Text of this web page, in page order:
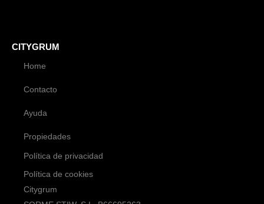
CITYGRUM
Home
Contacto
Ayuda
Propiedades
Política de privacidad
Política de cookies
Citygrum